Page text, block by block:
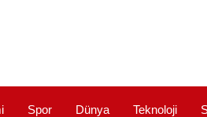
Spor Dünya Teknoloji